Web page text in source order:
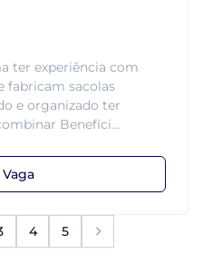
ter experiência com
fabricam sacolas
e organizado ter
Benefíci...
4 5